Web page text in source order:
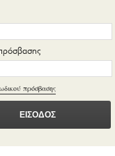
πρόσβασης